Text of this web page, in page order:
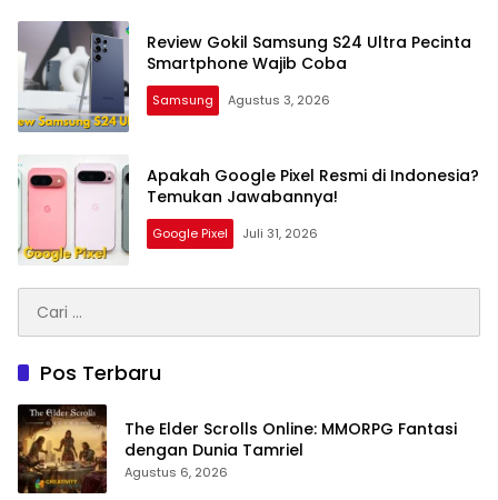
Review Gokil Samsung S24 Ultra Pecinta
Smartphone Wajib Coba
Samsung Agustus 3, 2026
Apakah Google Pixel Resmi di Indonesia?
Temukan Jawabannya!
Google Pixel Juli 31, 2026
Engineering
untuk:
Pos Terbaru
The Elder Scrolls Online: MMORPG Fantasi
dengan Dunia Tamriel
Agustus 6, 2026